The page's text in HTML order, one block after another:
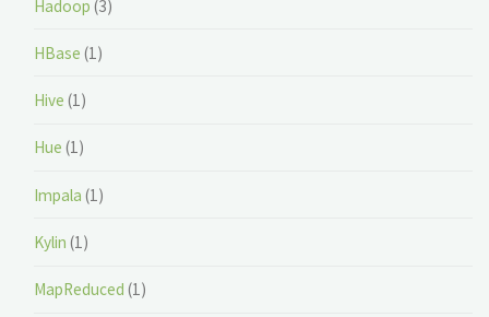
Hadoop (3)
HBase (1)
Hive (1)
Hue (1)
Impala (1)
Kylin (1)
MapReduced (1)